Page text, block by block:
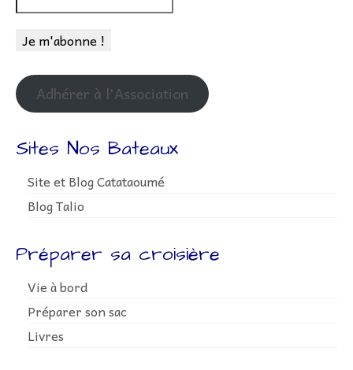
Adhérer à l'Association
Sites Nos Bateaux
Site et Blog Catataoumé
Blog Talio
Préparer sa croisière
Vie à bord
Préparer son sac
Livres